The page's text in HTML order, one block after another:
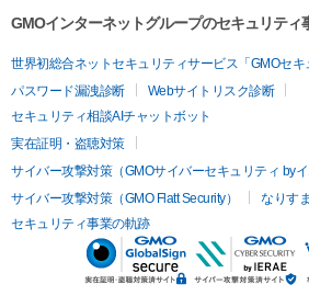
GMOインターネットグループのセキュリティ
世界初総合ネットセキュリティサービス「GMOセキ
パスワード漏洩診断
Webサイトリスク診断
セキュリティ相談AIチャットボット
実在証明・盗聴対策
サイバー攻撃対策（GMOサイバーセキュリティ byイ
サイバー攻撃対策（GMO Flatt Security）
なりす
セキュリティ事業の軌跡